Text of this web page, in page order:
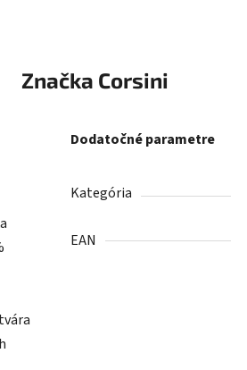
Značka Corsini
Dodatočné parametre
Kategória
EAN